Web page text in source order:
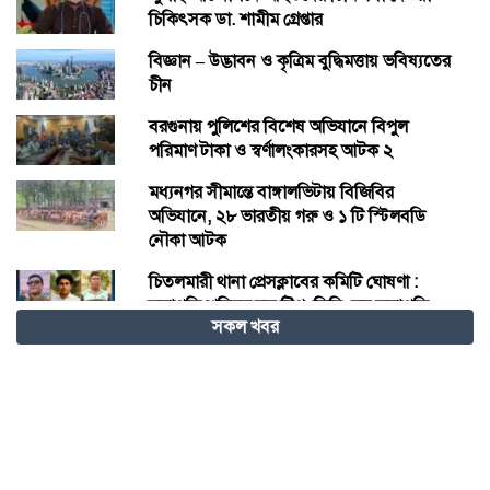
চিকিৎসক ডা. শামীম গ্রেপ্তার
বিজ্ঞান – উদ্ভাবন ও কৃত্রিম বুদ্ধিমত্তায় ভবিষ্যতের
চীন
বরগুনায় পুলিশের বিশেষ অভিযানে বিপুল
পরিমাণ টাকা ও স্বর্ণালংকারসহ আটক ২
মধ্যনগর সীমান্তে বাঙ্গালভিটায় বিজিবির
অভিযানে, ২৮ ভারতীয় গরু ও ১ টি স্টিলবডি
নৌকা আটক
চিতলমারী থানা প্রেসক্লাবের কমিটি ঘোষণা :
সভাপতি শহিদুল হক টিপু, সিনি: সহ সভাপতি
মো: আজাদ খান, সাধারণ সম্পাদক অরুন কুমার
সকল খবর